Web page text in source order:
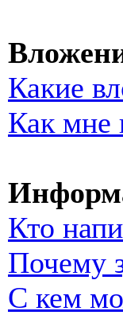
Какие
Как мне
Кто
Почему
С кем